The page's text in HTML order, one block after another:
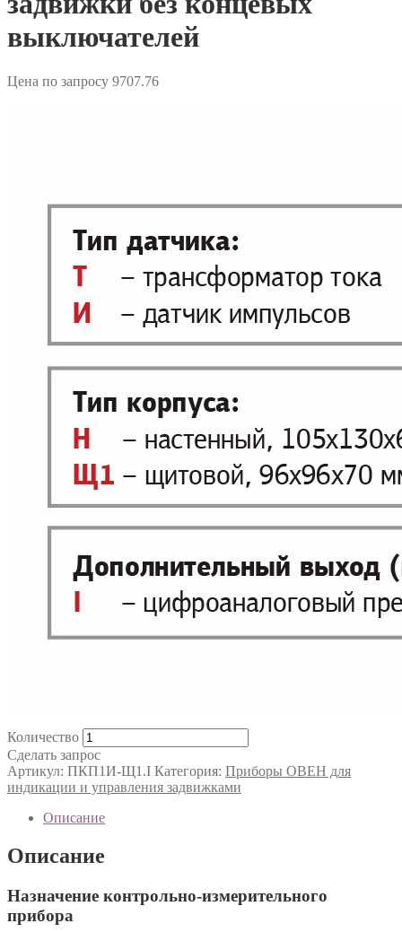
выключателей
Цена по запросу 9707.76
Количество
Сделать запрос
Артикул: ПКП1И-Щ1.I Категория: Приборы ОВЕН для
индикации и управления задвижками
Описание
Описание
Назначение контрольно-измерительного
прибора